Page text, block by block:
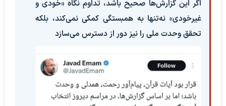
اگر این گزارش‌ها صحیح باشد، تداوم نگاه «‎خودی و
غیرخودی» نه‌تنها به همبستگی کمکی نمی‌کند، بلکه
تحقق ‎وحدت ملی را نیز دور از دسترس می‌سازد